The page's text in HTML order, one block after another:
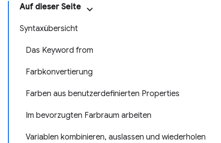
Auf dieser Seite
Syntaxübersicht
Das Keyword from
Farbkonvertierung
Farben aus benutzerdefinierten Properties
Im bevorzugten Farbraum arbeiten
Variablen kombinieren, auslassen und wiederholen